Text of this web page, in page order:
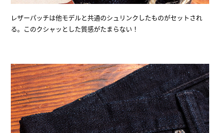
レザーパッチは他モデルと共通のシュリンクしたものがセットされ
る。このクシャッとした質感がたまらない！